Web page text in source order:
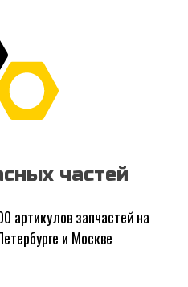
частей
артикулов запчастей на
и Москве